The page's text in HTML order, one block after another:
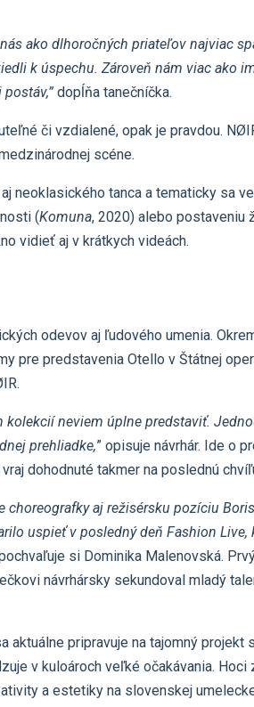
nás ako dlhoročných priateľov najviac
k úspechu. Zároveň nám viac ako
dopĺňa tanečníčka.
či vzdialené, opak je pravdou.
scéne.
neoklasického tanca a tematicky sa
(Komuna, 2020) alebo postaveniu
vidieť aj v krátkych videách.
odevov aj ľudového umenia.
pre predstavenia Otello v Štátnej
neviem úplne predstaviť.
prehliadke,” opisuje návrhár. Ide o
dohodnuté takmer na poslednú
aj režisérsku pozíciu
uspieť v posledný deň Fashion
si Dominika Malenovská.
návrhársky sekundoval mladý
aktuálne pripravuje na tajomný
v kuloároch veľké očakávania.
a estetiky na slovenskej